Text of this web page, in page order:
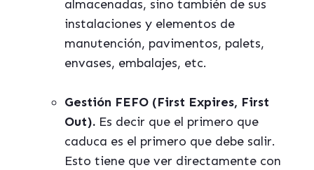
almacenadas, sino también de sus
instalaciones y elementos de
manutención, pavimentos, palets,
envases, embalajes, etc.
Gestión FEFO (First Expires, First
Out). Es decir que el primero que
caduca es el primero que debe salir.
Esto tiene que ver directamente con